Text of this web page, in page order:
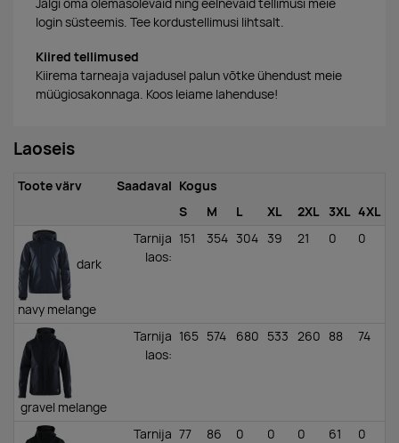
Jälgi oma olemasolevaid ning eelnevaid tellimusi meie
login süsteemis. Tee kordustellimusi lihtsalt.
Kiired tellimused
Kiirema tarneaja vajadusel palun võtke ühendust meie
müügiosakonnaga. Koos leiame lahenduse!
Laoseis
Toote värv Saadaval Kogus
S
M L XL 2XL 3XL 4XL
dark
navy melange
Tarnija
laos:
151 354 304 39 21 0 0
gravel melange
Tarnija
laos:
165 574 680 533 260 88 74
Tarnija 77 86 0 0 0 61 0